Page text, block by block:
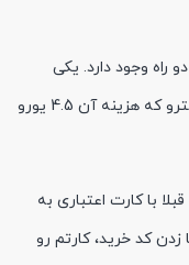
راه وجود دارد. یکی
اتوبوس که هزینه آن 6 یورو می شود . یکی مترو که هزینه آن 4.5 یورو
رو قبلا با کارت اعتباری به
با زدن کد خرید، کارتم رو